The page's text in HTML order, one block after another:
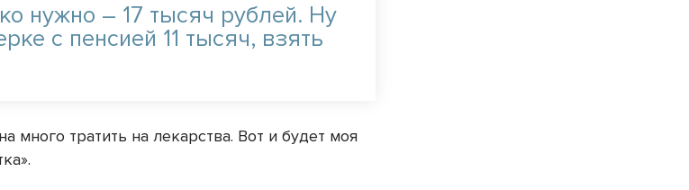
нужно – 17 тысяч рублей. Ну
с пенсией 11 тысяч, взять
много тратить на лекарства. Вот и будет моя